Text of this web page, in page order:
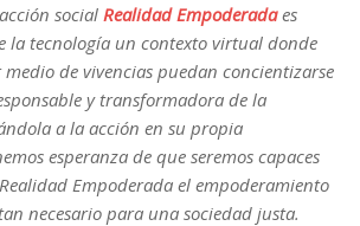
social Realidad Empoderadaes
la tecnología un contexto virtual donde
de vivencias puedan concientizarse
y transformadora de la
a la acción en su propia
esperanza de que seremos capaces
Empoderada el empoderamiento
necesario para una sociedad justa.